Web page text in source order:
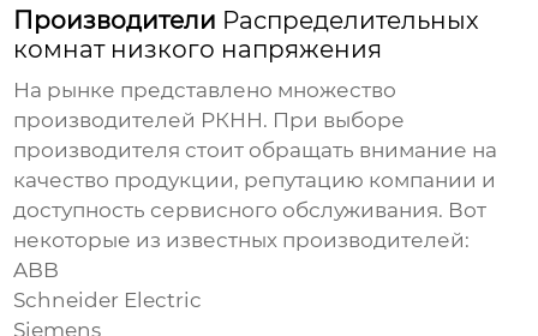
Производители Распределительных
комнат низкого напряжения
На рынке представлено множество
производителей РКНН. При выборе
производителя стоит обращать внимание на
качество продукции, репутацию компании и
доступность сервисного обслуживания. Вот
некоторые из известных производителей:
ABB
Schneider Electric
Siemens